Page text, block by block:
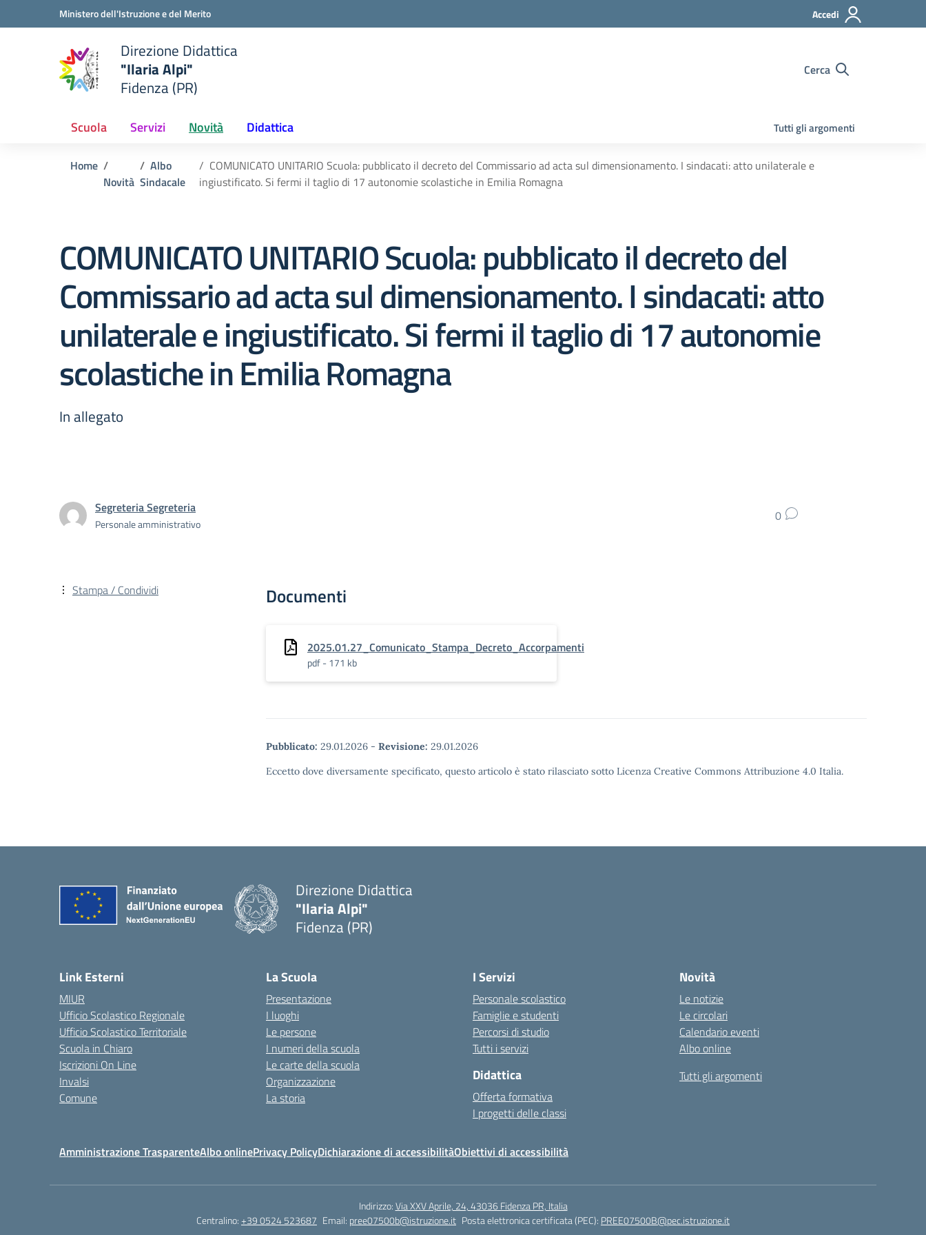
Vai ai contenuti
Vai al menu di navigazioneMinistero dell'Istruzione e del Merito Accedi
scuola
Direzione Didattica
"Ilaria Alpi"
Fidenza (PR)
Cerca
Scuola Servizi Novità Didattica Tutti gli argomenti
Home
Novità
Albo
Sindacale
COMUNICATO UNITARIO Scuola: pubblicato il decreto del Commissario ad acta sul dimensionamento. I sindacati: atto unilaterale e
ingiustificato. Si fermi il taglio di 17 autonomie scolastiche in Emilia Romagna
COMUNICATO UNITARIO Scuola: pubblicato il decreto del
Commissario ad acta sul dimensionamento. I sindacati: atto
unilaterale e ingiustificato. Si fermi il taglio di 17 autonomie
scolastiche in Emilia Romagna
In allegato
Segreteria Segreteria
Personale amministrativo 0
Documenti
2025.01.27_Comunicato_Stampa_Decreto_Accorpamenti
pdf - 171 kb
Pubblicato: 29.01.2026 - Revisione: 29.01.2026
Eccetto dove diversamente specificato, questo articolo è stato rilasciato sotto Licenza Creative Commons Attribuzione 4.0 Italia.
Stampa / Condividi
Direzione Didattica
"Ilaria Alpi"
Fidenza (PR)
Link Esterni
MIUR
Ufficio Scolastico Regionale
Ufficio Scolastico Territoriale
Scuola in Chiaro
Iscrizioni On Line
Invalsi
Comune
La Scuola
Presentazione
I luoghi
Le persone
I numeri della scuola
Le carte della scuola
Organizzazione
La storia
I Servizi
Personale scolastico
Famiglie e studenti
Percorsi di studio
Tutti i servizi
Didattica
Offerta formativa
I progetti delle classi
Novità
Le notizie
Le circolari
Calendario eventi
Albo online
Tutti gli argomenti
Amministrazione TrasparenteAlbo onlinePrivacy PolicyDichiarazione di accessibilitàObiettivi di accessibilità
Indirizzo:Via XXV Aprile, 24, 43036 Fidenza PR, Italia
Centralino:+39 0524 523687 Email: pree07500b@istruzione.it Posta elettronica certificata (PEC): PREE07500B@pec.istruzione.it